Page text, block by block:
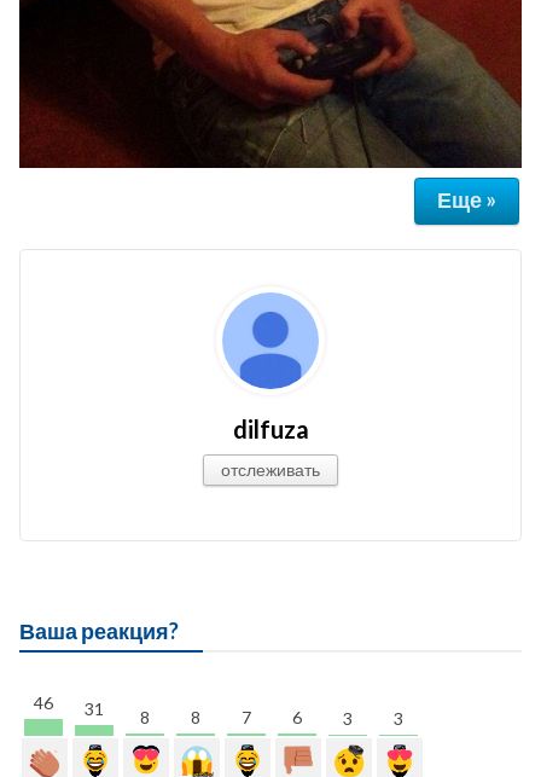
Еще »
dilfuza
отслеживать
Ваша реакция?
46 31 8 8 7 6 3 3